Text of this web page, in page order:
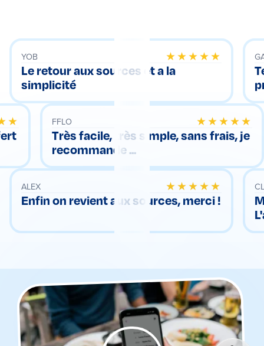
YOB ★★★★★
Le retour aux sources et a la
simplicité
FFLO ★★★★★
Très facile, très simple, sans frais, je
recommande ...
ALEX ★★★★★
Enfin on revient aux sources, merci !